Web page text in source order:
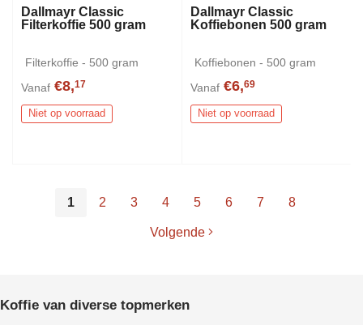
Dallmayr Classic
Filterkoffie 500 gram
Filterkoffie - 500 gram
Vanaf €8,17
Niet op voorraad
Dallmayr Classic
Koffiebonen 500 gram
Koffiebonen - 500 gram
Vanaf €6,69
Niet op voorraad
1 2 3 4 5 6 7 8
Volgende
Koffie van diverse topmerken